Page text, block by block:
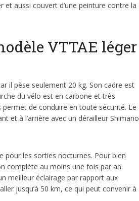
et aussi couvert d’une peinture contre la
VTTAE léger
il pèse seulement 20 kg. Son cadre est
du vélo est en carbone et très
de conduire en toute sécurité. Le
et à l’arrière avec un dérailleur Shimano
pour les sorties nocturnes. Pour bien
complète au moins une fois par an.
meilleur éclairage par rapport aux
jusqu’à 50 km, ce qui peut convenir à